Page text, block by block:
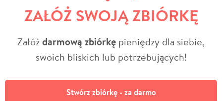
ZAŁÓŻ SWOJĄ ZBIÓRKĘ
Załóżdarmową zbiórkę pieniędzy dla siebie,
swoich bliskich lub potrzebujących!
Stwórz zbiórkę - za darmo